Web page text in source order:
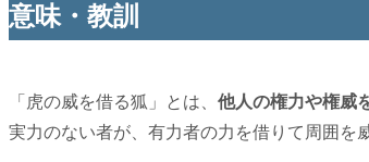
意味・教訓
「虎の威を借る狐」とは、 他人の権力や権威
実力のない者が、有力者の力を借りて周囲を